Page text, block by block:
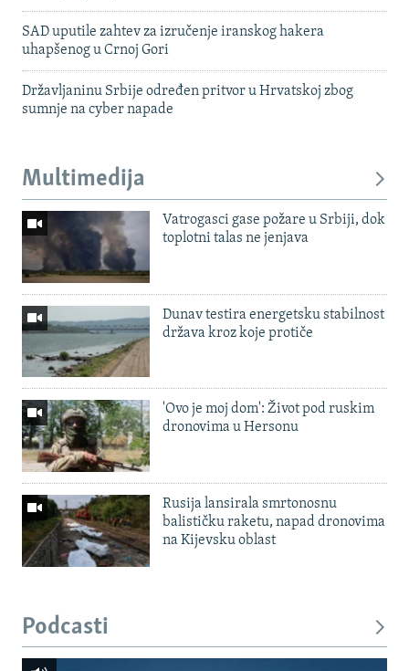
SAD uputile zahtev za izručenje iranskog hakera
uhapšenog u Crnoj Gori
Državljaninu Srbije određen pritvor u Hrvatskoj zbog
sumnje na cyber napade
Multimedija
Vatrogasci gase požare u Srbiji, dok
toplotni talas ne jenjava
Dunav testira energetsku stabilnost
država kroz koje protiče
'Ovo je moj dom': Život pod ruskim
dronovima u Hersonu
Rusija lansirala smrtonosnu
balističku raketu, napad dronovima
na Kijevsku oblast
Podcasti